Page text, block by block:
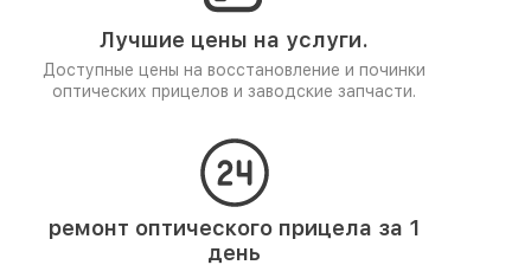
Лучшие цены на услуги.
Доступные цены на восстановление и починки
оптических прицелов и заводские запчасти.
ремонт оптического прицела за 1
день